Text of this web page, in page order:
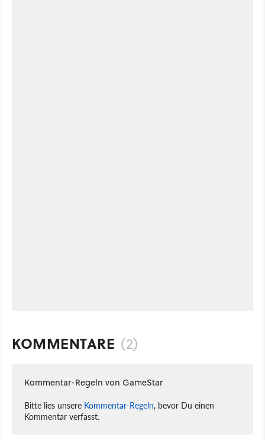
KOMMENTARE (2)
Kommentar-Regeln von GameStar
Bitte lies unsere Kommentar-Regeln, bevor Du einen
Kommentar verfasst.